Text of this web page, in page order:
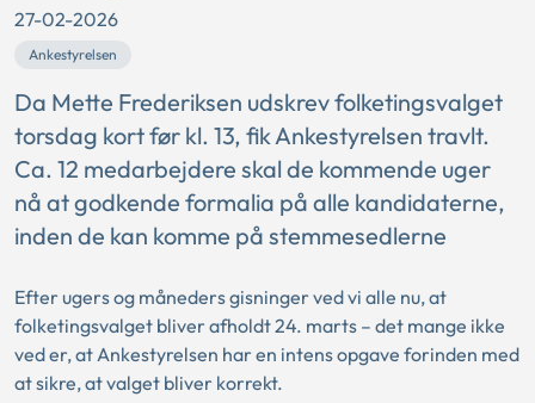
27-02-2026
Ankestyrelsen
Da Mette Frederiksen udskrev folketingsvalget
torsdag kort før kl. 13, fik Ankestyrelsen travlt.
Ca. 12 medarbejdere skal de kommende uger
nå at godkende formalia på alle kandidaterne,
inden de kan komme på stemmesedlerne
Efter ugers og måneders gisninger ved vi alle nu, at
folketingsvalget bliver afholdt 24. marts – det mange ikke
ved er, at Ankestyrelsen har en intens opgave forinden med
at sikre, at valget bliver korrekt.